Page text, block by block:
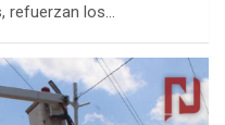
refuerzan los…